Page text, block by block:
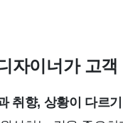
자이너가 고
취향, 상황이 다르